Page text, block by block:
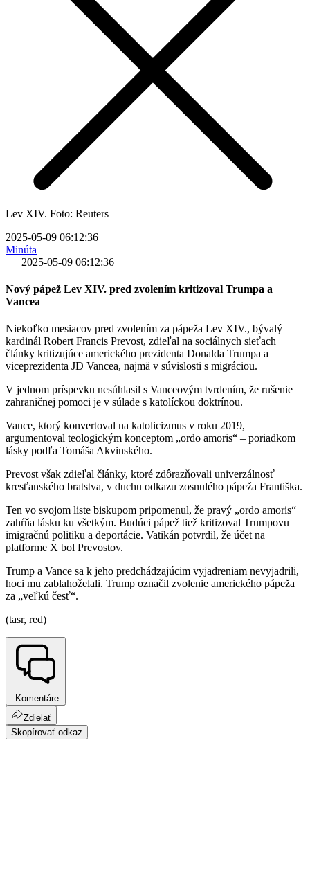
Lev XIV. Foto: Reuters
2025-05-09 06:12:36
Minúta
|
2025-05-09 06:12:36
Nový pápež Lev XIV. pred zvolením kritizoval Trumpa a
Vancea
Niekoľko mesiacov pred zvolením za pápeža Lev XIV., bývalý
kardinál Robert Francis Prevost, zdieľal na sociálnych sieťach
články kritizujúce amerického prezidenta Donalda Trumpa a
viceprezidenta JD Vancea, najmä v súvislosti s migráciou.
V jednom príspevku nesúhlasil s Vanceovým tvrdením, že rušenie
zahraničnej pomoci je v súlade s katolíckou doktrínou.
Vance, ktorý konvertoval na katolicizmus v roku 2019,
argumentoval teologickým konceptom „ordo amoris“ – poriadkom
lásky podľa Tomáša Akvinského.
Prevost však zdieľal články, ktoré zdôrazňovali univerzálnosť
kresťanského bratstva, v duchu odkazu zosnulého pápeža Františka.
Ten vo svojom liste biskupom pripomenul, že pravý „ordo amoris“
zahŕňa lásku ku všetkým. Budúci pápež tiež kritizoval Trumpovu
imigračnú politiku a deportácie. Vatikán potvrdil, že účet na
platforme X bol Prevostov.
Trump a Vance sa k jeho predchádzajúcim vyjadreniam nevyjadrili,
hoci mu zablahoželali. Trump označil zvolenie amerického pápeža
za „veľkú česť“.
(tasr, red)
Komentáre
Zdielať
Skopírovať odkaz